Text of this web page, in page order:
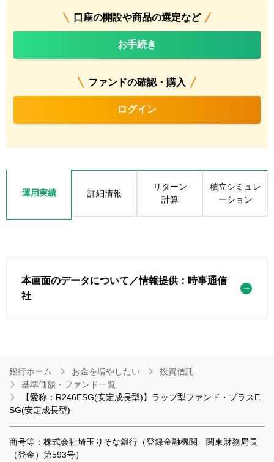
口座の開設や商品の選定など
お手続き
ファンドの確認・購入
ログイン
運用実績 詳細情報
リターン
計算
積立シミュレ
ーション
本画面のデータについて／情報提供：時事通信
社
銀行ホーム お金を増やしたい
投資信託
基準価額・ファンド一覧
【愛称：R246ESG(安定成長型)】ラップ型ファンド・プラスE
SG(安定成長型)
商号等：株式会社埼玉りそな銀行（登録金融機関 関東財務局長
（登金）第593号）